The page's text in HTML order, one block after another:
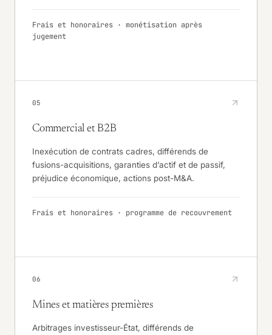
Frais et honoraires · monétisation après
jugement
05
Commercial et B2B
Inexécution de contrats cadres, différends de
fusions-acquisitions, garanties d’actif et de passif,
préjudice économique, actions post-M&A.
Frais et honoraires · programme de recouvrement
06
Mines et matières premières
Arbitrages investisseur-État, différends de